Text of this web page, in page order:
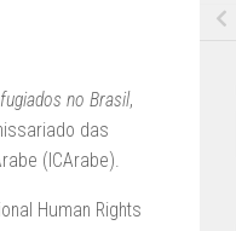
no Brasil,
das
(ICArabe).
Human Rights